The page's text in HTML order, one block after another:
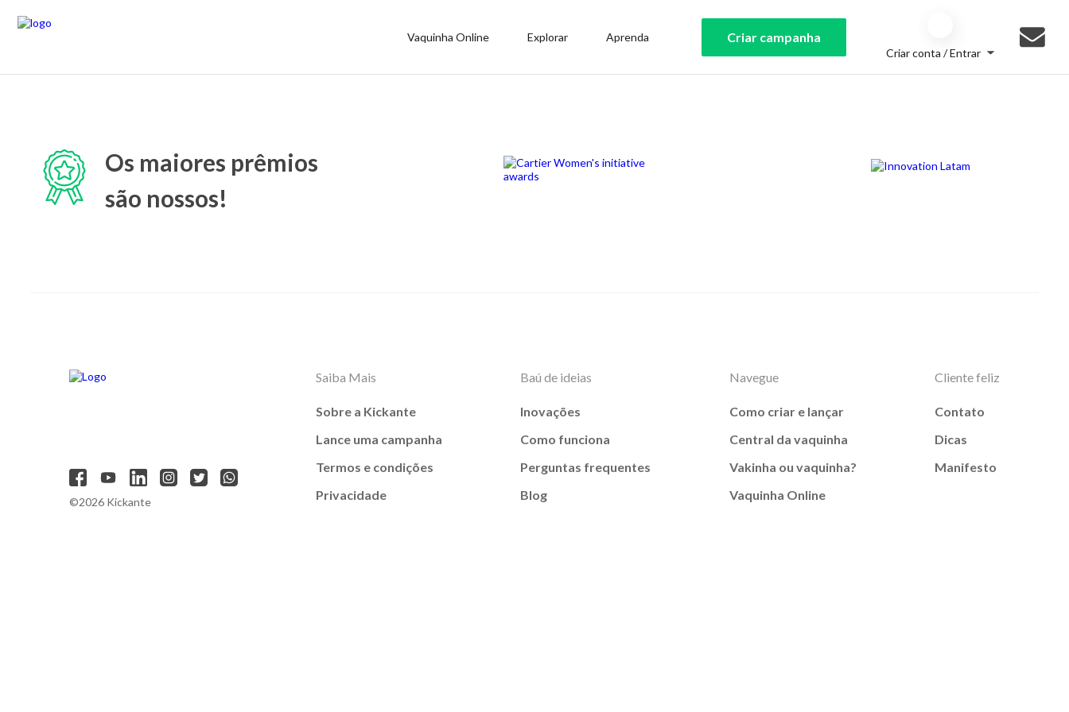
Vaquinha Online Explorar Aprenda Criar campanha
Criar conta / Entrar
Os maiores prêmios
são nossos!
©2026 Kickante
Saiba Mais
Sobre a Kickante
Lance uma campanha
Termos e condições
Privacidade
Baú de ideias
Inovações
Como funciona
Perguntas frequentes
Blog
Navegue
Como criar e lançar
Central da vaquinha
Vakinha ou vaquinha?
Vaquinha Online
Cliente feliz
Contato
Dicas
Manifesto